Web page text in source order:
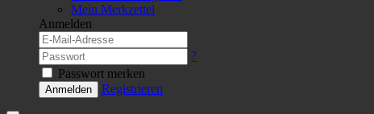
Mein Merkzettel
Anmelden
?
Passwort merken
Anmelden Registrieren